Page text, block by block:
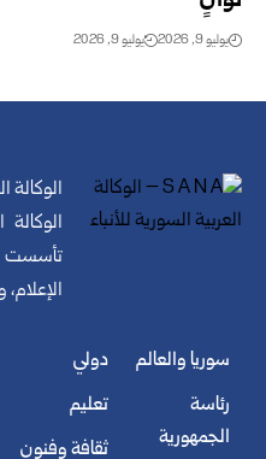
يوليو 9, 2026 يوليو 9, 2026
الوكالة
سوريا والعالم
رئاسة
الجمهورية
دولي
تعليم
ثقافة وفنون